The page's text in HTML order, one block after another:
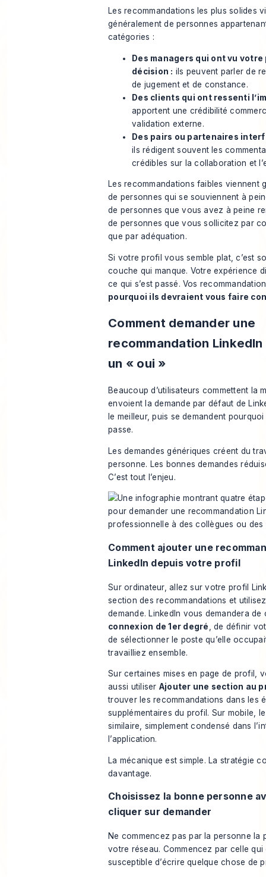
Les recommandations les plus solides
généralement de personnes
catégories :
Des managers qui ont vu votre
décision : ils peuvent parler de
de jugement et de constance.
Des clients qui ont ressenti
apportent une crédibilité
validation externe.
Des pairs ou partenaires
ils rédigent souvent les
crédibles sur la collaboration et
Les recommandations faibles viennent
de personnes qui se souviennent à
de personnes que vous avez à peine
de personnes que vous sollicitez par
que par adéquation.
Si votre profil vous semble plat, c’est
couche qui manque. Votre expérience
ce qui s’est passé. Vos
pourquoi ils devraient vous faire
Comment demander une
recommandation
un « oui »
Beaucoup d’utilisateurs commettent la
envoient la demande par défaut de
le meilleur, puis se demandent
passe.
Les demandes génériques créent du
personne. Les bonnes demandes
C’est tout l’enjeu.
Comment ajouter une
LinkedIn depuis votre profil
Sur ordinateur, allez sur votre profil
section des recommandations et
demande. LinkedIn vous demandera de
connexion de 1er degré , de définir
de sélectionner le poste qu’elle
travailliez ensemble.
Sur certaines mises en page de profil,
aussi utiliser Ajouter une section au
trouver les recommandations dans les
supplémentaires du profil. Sur mobile,
similaire, simplement condensé dans
l’application.
La mécanique est simple. La stratégie
davantage.
Choisissez la bonne personne
cliquer sur demander
Ne commencez pas par la personne la
votre réseau. Commencez par celle qui
susceptible d’écrire quelque chose de